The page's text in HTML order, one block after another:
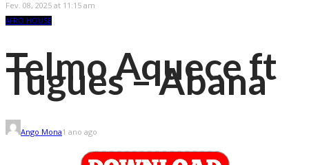
Fev. 08, 2025 at 11:15 am
AFRO HOUSE
Telmo Aquece ft
Tugues – Abana
Ango Mona1 ano ago